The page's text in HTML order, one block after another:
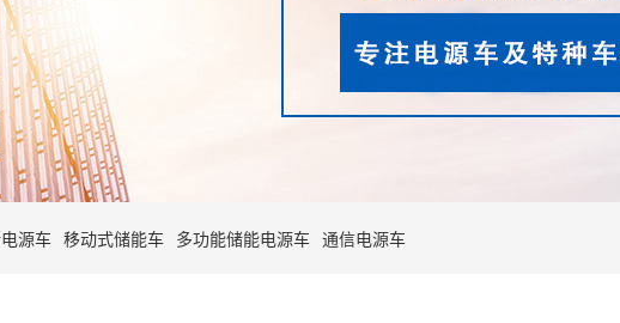
源车 移动式储能车 多功能储能电源车 通信电源车